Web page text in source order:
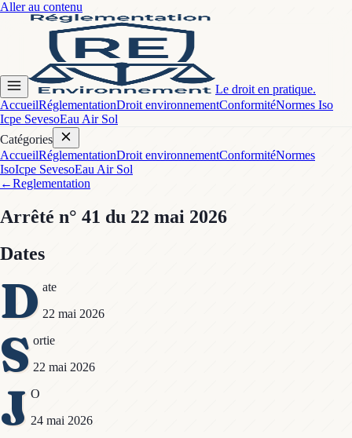
Aller au contenu
Le droit en pratique.
AccueilRéglementationDroit environnementConformitéNormes Iso
Icpe SevesoEau Air Sol
Catégories
AccueilRéglementationDroit environnementConformitéNormes
IsoIcpe SevesoEau Air Sol
←Reglementation
Arrêté n° 41 du 22 mai 2026
Dates
D ate
22 mai 2026
S ortie
22 mai 2026
J O
24 mai 2026